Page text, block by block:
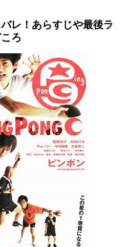
バレ！あらすじや最後ラ
ろ